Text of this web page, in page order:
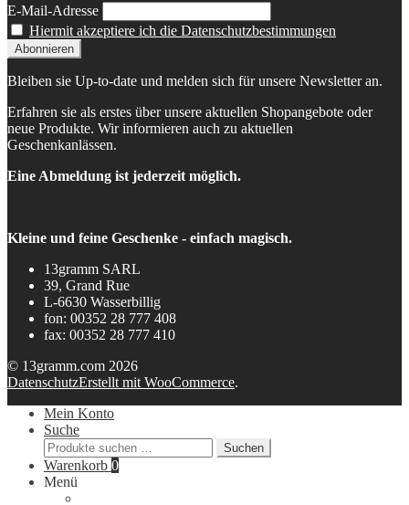
E-Mail-Adresse
Hiermit akzeptiere ich die Datenschutzbestimmungen
Bleiben sie Up-to-date und melden sich für unsere Newsletter an.
Erfahren sie als erstes über unsere aktuellen Shopangebote oder
neue Produkte. Wir informieren auch zu aktuellen
Geschenkanlässen.
Eine Abmeldung ist jederzeit möglich.
Kleine und feine Geschenke - einfach magisch.
13gramm SARL
39, Grand Rue
L-6630 Wasserbillig
fon: 00352 28 777 408
fax: 00352 28 777 410
© 13gramm.com 2026
DatenschutzErstellt mit WooCommerce.
Mein Konto
Suche
Suchen
nach:
Suchen
Warenkorb 0
Menü